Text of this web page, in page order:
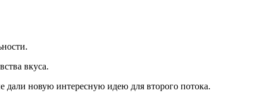
вкуса.
новую интересную идею для второго потока.